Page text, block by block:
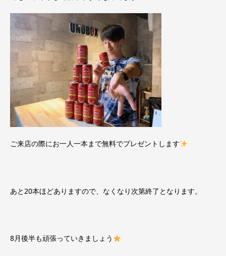
ご来店の際にお一人一本まで無料でプレゼントします
あと20本ほどありますので、なくなり次第終了となります。
8月後半も頑張っていきましょう